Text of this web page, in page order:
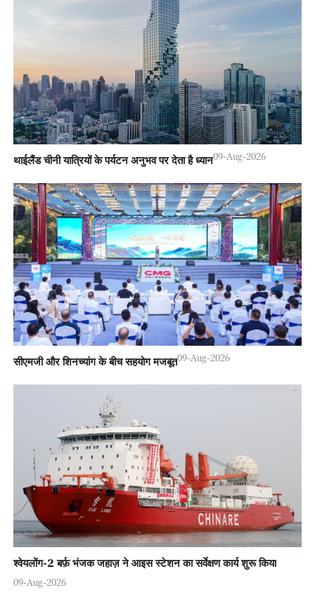
थाईलैंड चीनी यात्रियों के पर्यटन अनुभव पर देता है ध्यान09-Aug-2026
सीएमजी और शिनच्यांग के बीच सहयोग मजबूत09-Aug-2026
श्वेयलोंग-2 बर्फ़ भंजक जहाज़ ने आइस स्टेशन का सर्वेक्षण कार्य शुरू किया
09-Aug-2026